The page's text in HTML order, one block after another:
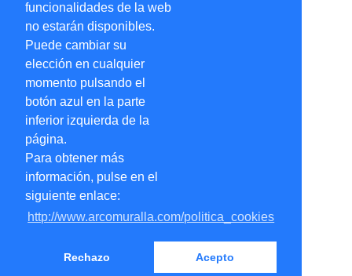
funcionalidades de la web
no estarán disponibles.
Puede cambiar su
elección en cualquier
momento pulsando el
botón azul en la parte
inferior izquierda de la
página.
Para obtener más
información, pulse en el
siguiente enlace:
http://www.arcomuralla.com/politica_cookies
Rechazo Acepto